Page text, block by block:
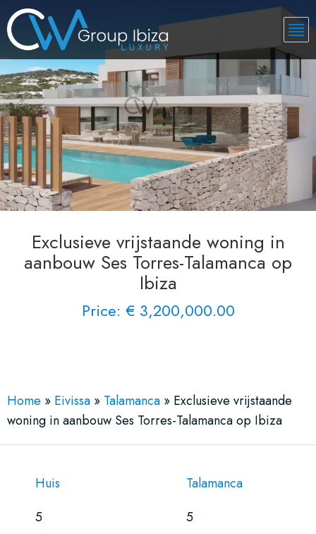
Exclusieve vrijstaande woning in
aanbouw Ses Torres-Talamanca op
Ibiza
Price: € 3,200,000.00
Home » Eivissa » Talamanca » Exclusieve vrijstaande
woning in aanbouw Ses Torres-Talamanca op Ibiza
Huis
Talamanca
5
5